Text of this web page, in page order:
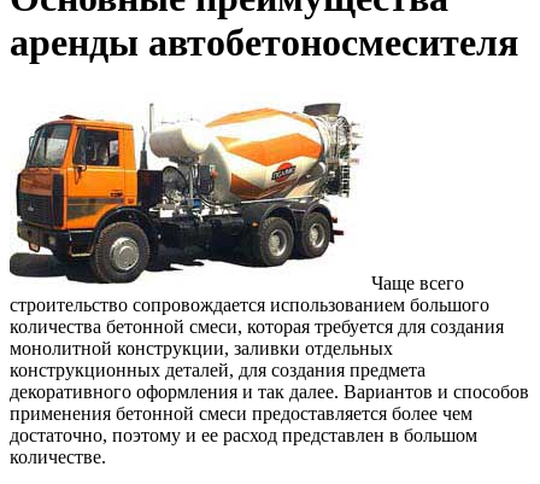
аренды автобетоносмесителя
Чаще всего
строительство сопровождается использованием большого
количества бетонной смеси, которая требуется для создания
монолитной конструкции, заливки отдельных
конструкционных деталей, для создания предмета
декоративного оформления и так далее. Вариантов и способов
применения бетонной смеси предоставляется более чем
достаточно, поэтому и ее расход представлен в большом
количестве.